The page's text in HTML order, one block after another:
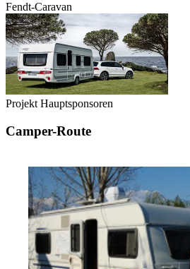
Fendt-Caravan
Projekt Hauptsponsoren
Camper-Route